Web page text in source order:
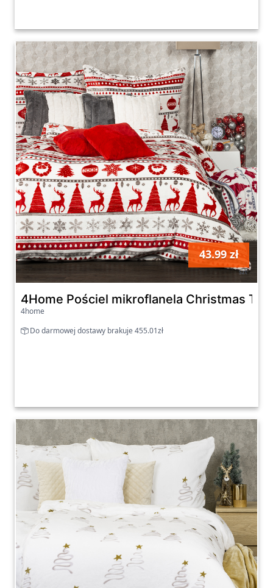
43.99 zł
szt
4Home Pościel mikroflanela Christmas
4home
Do darmowej dostawy brakuje 455.01zł